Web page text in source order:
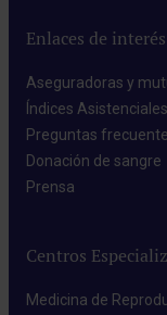
Enlaces de interés
Aseguradoras y
Índices Asistenciales​
Preguntas
Donación de sangre​
Prensa​
Centros
Medicina de